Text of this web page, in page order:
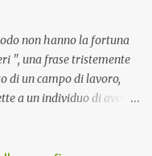
non hanno la fortuna
", una frase tristemente
di un campo di lavoro,
a un individuo di avere